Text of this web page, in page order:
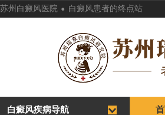
苏州白癜风医院 . 白癜风患者的终点站
白癜风疾病导航